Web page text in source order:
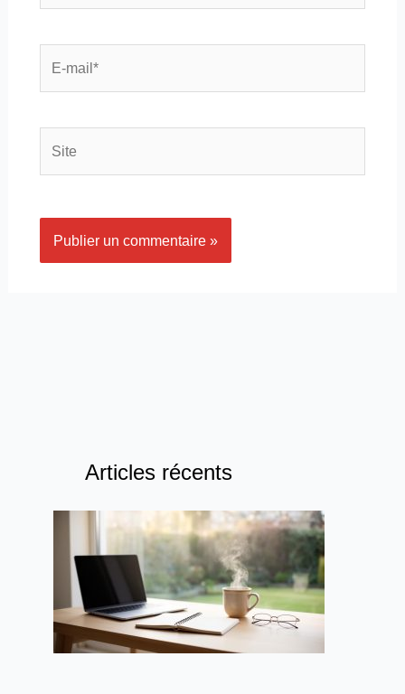
Articles récents